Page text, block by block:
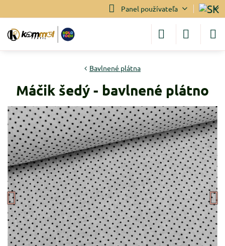
Panel používateľa
Bavlnené plátna
Máčik šedý - bavlnené plátno